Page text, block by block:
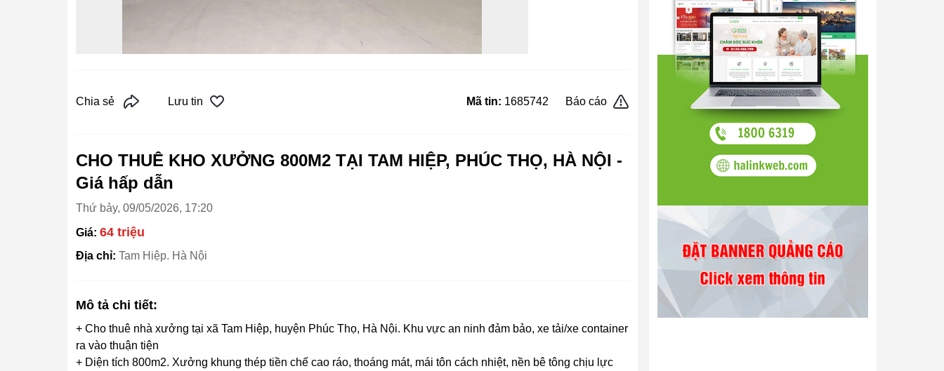
Chia sẻ Lưu tin Mã tin: 1685742 Báo cáo
CHO THUÊ KHO XƯỞNG 800M2 TẠI TAM HIỆP, PHÚC THỌ, HÀ NỘI -
Giá hấp dẫn
Thứ bảy, 09/05/2026, 17:20
Giá: 64 triệu
Địa chỉ: Tam Hiệp. Hà Nội
Mô tả chi tiết:
+ Cho thuê nhà xưởng tại xã Tam Hiệp, huyện Phúc Thọ, Hà Nội. Khu vực an ninh đảm bảo, xe tải/xe container
ra vào thuận tiện
+ Diện tích 800m2. Xưởng khung thép tiền chế cao ráo, thoáng mát, mái tôn cách nhiệt, nền bê tông chịu lực